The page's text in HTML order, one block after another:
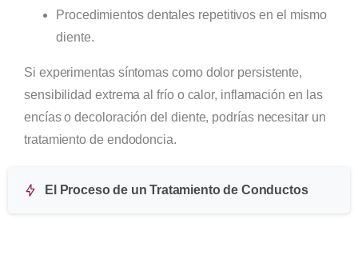
Procedimientos dentales repetitivos en el mismo
diente.
Si experimentas síntomas como dolor persistente,
sensibilidad extrema al frío o calor, inflamación en las
encías o decoloración del diente, podrías necesitar un
tratamiento de endodoncia.
El Proceso de un Tratamiento de Conductos